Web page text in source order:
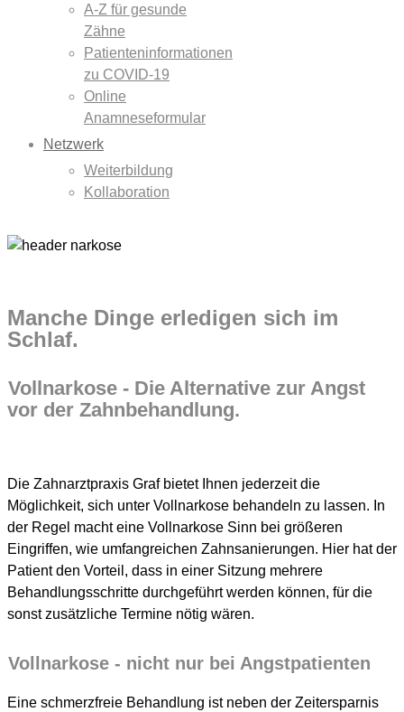
A-Z für gesunde
Zähne
Patienteninformationen
zu COVID-19
Online
Anamneseformular
Netzwerk
Weiterbildung
Kollaboration
Manche Dinge erledigen sich im
Schlaf.
Vollnarkose - Die Alternative zur Angst
vor der Zahnbehandlung.
Die Zahnarztpraxis Graf bietet Ihnen jederzeit die
Möglichkeit, sich unter Vollnarkose behandeln zu lassen. In
der Regel macht eine Vollnarkose Sinn bei größeren
Eingriffen, wie umfangreichen Zahnsanierungen. Hier hat der
Patient den Vorteil, dass in einer Sitzung mehrere
Behandlungsschritte durchgeführt werden können, für die
sonst zusätzliche Termine nötig wären.
Vollnarkose - nicht nur bei Angstpatienten
Eine schmerzfreie Behandlung ist neben der Zeitersparnis